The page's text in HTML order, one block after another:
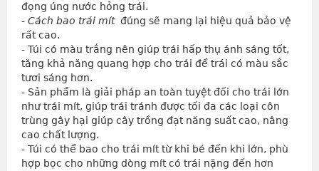
đọng úng nước hỏng trái.
- Cách bao trái mít
  đúng sẽ mang lại hiệu quả bảo vệ
rất cao.
- Túi có màu trắng nên giúp trái hấp thụ ánh sáng tốt,
tăng khả năng quang hợp cho trái để trái có màu sắc
tươi sáng hơn.
- Sản phẩm là giải pháp an toàn tuyệt đối cho trái lớn
như trái mít, giúp trái tránh được tối đa các loại côn
trùng gây hại giúp cây trồng đạt năng suất cao, nâng
cao chất lượng.
- Túi có thể bao cho trái mít từ khi bé đến khi lớn, phù
hợp bọc cho những dòng mít có trái nặng đến hơn